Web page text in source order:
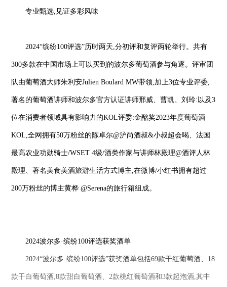
专业甄选,见证多彩风味
2024“缤纷100评选”历时两天,分初评和复评两轮举行。共有
300多款在中国市场上可以买到的波尔多葡萄酒参与角逐。评审团
队由葡萄酒大师朱利安Julien Boulard MW带领,加上3位专业评委,
著名的葡萄酒讲师和波尔多官方认证讲师邢威、曹凯、刘玲:以及3
位在消费者领域具有影响力的KOL评委:金酩奖2023年度葡萄酒
KOL,全网拥有50万粉丝的陈卓尔@沪尚酒叔&小叔超会喝、法国
最高农业功勋骑士/WSET 4级/酒类作家与讲师林殿理@酒评人林
殿理、著名美食美酒旅游生活方式博主,在微博/小红书拥有超过
200万粉丝的博主黄桦 @Serena的旅行箱组成。
2024波尔多·缤纷100评选获奖酒单
2024“波尔多·缤纷100评选”获奖酒单包括69款干红葡萄酒、18
款干白葡萄酒,8款甜白葡萄酒、2款桃红葡萄酒和3款起泡酒,其中